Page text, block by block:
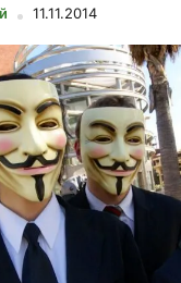
11.11.2014